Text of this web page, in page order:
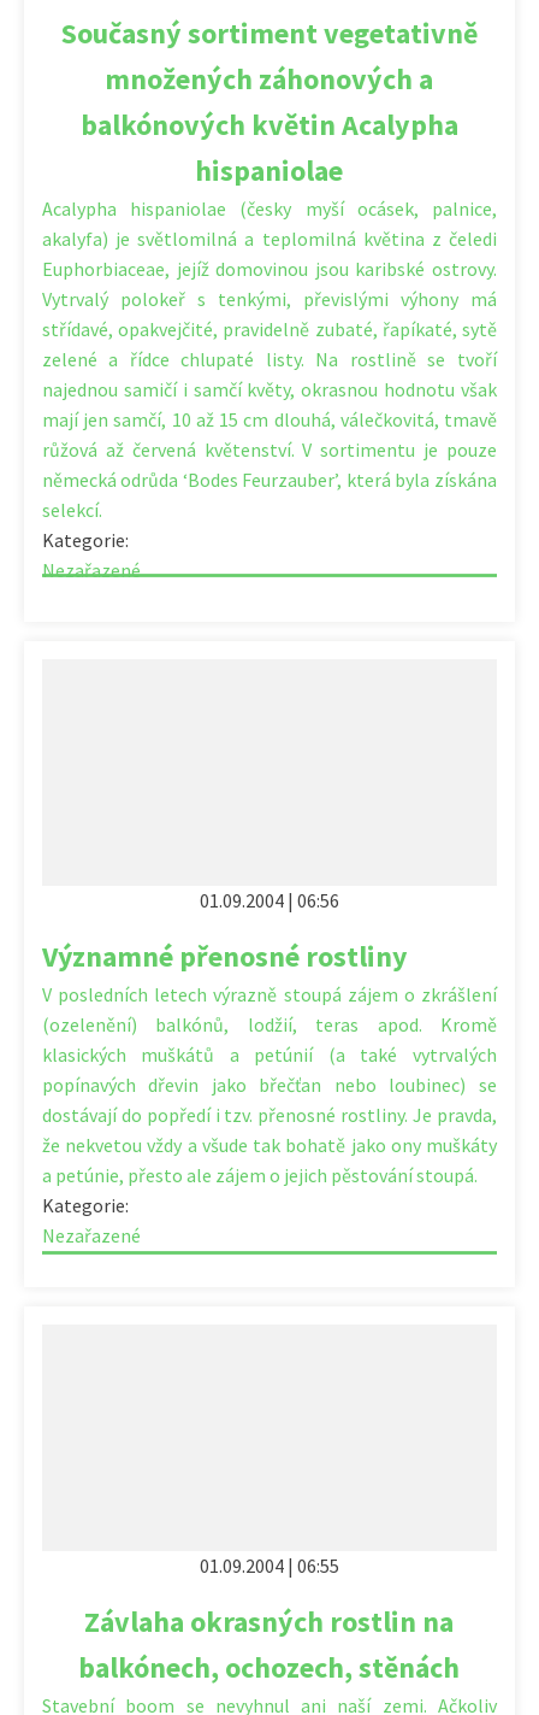
Současný sortiment vegetativně
množených záhonových a
balkónových květin Acalypha
hispaniolae
Acalypha hispaniolae (česky myší ocásek, palnice,
akalyfa) je světlomilná a teplomilná květina z čeledi
Euphorbiaceae, jejíž domovinou jsou karibské ostrovy.
Vytrvalý polokeř s tenkými, převislými výhony má
střídavé, opakvejčité, pravidelně zubaté, řapíkaté, sytě
zelené a řídce chlupaté listy. Na rostlině se tvoří
najednou samičí i samčí květy, okrasnou hodnotu však
mají jen samčí, 10 až 15 cm dlouhá, válečkovitá, tmavě
růžová až červená květenství. V sortimentu je pouze
německá odrůda ‘Bodes Feurzauber’, která byla získána
selekcí.
Kategorie:
Nezařazené
01.09.2004 | 06:56
Významné přenosné rostliny
V posledních letech výrazně stoupá zájem o zkrášlení
(ozelenění) balkónů, lodžií, teras apod. Kromě
klasických muškátů a petúnií (a také vytrvalých
popínavých dřevin jako břečťan nebo loubinec) se
dostávají do popředí i tzv. přenosné rostliny. Je pravda,
že nekvetou vždy a všude tak bohatě jako ony muškáty
a petúnie, přesto ale zájem o jejich pěstování stoupá.
Kategorie:
Nezařazené
01.09.2004 | 06:55
Závlaha okrasných rostlin na
balkónech, ochozech, stěnách
Stavební boom se nevyhnul ani naší zemi. Ačkoliv